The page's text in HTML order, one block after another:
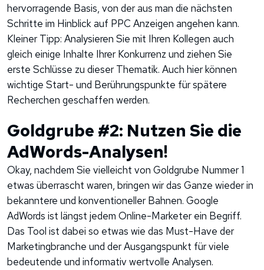
hervorragende Basis, von der aus man die nächsten
Schritte im Hinblick auf PPC Anzeigen angehen kann.
Kleiner Tipp: Analysieren Sie mit Ihren Kollegen auch
gleich einige Inhalte Ihrer Konkurrenz und ziehen Sie
erste Schlüsse zu dieser Thematik. Auch hier können
wichtige Start- und Berührungspunkte für spätere
Recherchen geschaffen werden.
Goldgrube #2: Nutzen Sie die
AdWords-Analysen!
Okay, nachdem Sie vielleicht von Goldgrube Nummer 1
etwas überrascht waren, bringen wir das Ganze wieder in
bekanntere und konventioneller Bahnen. Google
AdWords ist längst jedem Online-Marketer ein Begriff.
Das Tool ist dabei so etwas wie das Must-Have der
Marketingbranche und der Ausgangspunkt für viele
bedeutende und informativ wertvolle Analysen.